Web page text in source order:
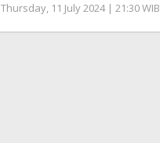
Thursday, 11 July 2024 | 21:30 WIB